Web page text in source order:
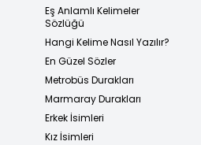
Eş Anlamlı Kelimeler
Sözlüğü
Hangi Kelime Nasıl Yazılır?
En Güzel Sözler
Metrobüs Durakları
Marmaray Durakları
Erkek İsimleri
Kız İsimleri